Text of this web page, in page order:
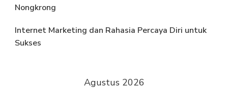
Nongkrong
Internet Marketing dan Rahasia Percaya Diri untuk
Sukses
Agustus 2026